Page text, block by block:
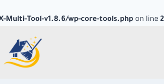
Multi-Tool-v1.8.6/wp-core-tools.php on line 2